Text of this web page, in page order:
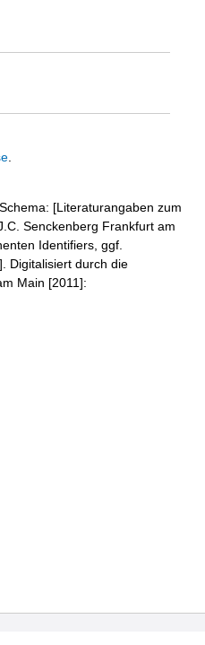
[Literaturangaben zum
Senckenberg Frankfurt am
Identifiers, ggf.
Digitalisiert durch die
Main [2011]: